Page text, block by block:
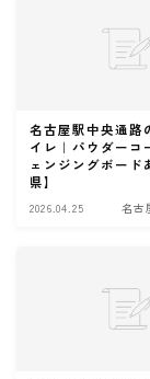
名古屋駅中央通路
イレ｜パウダーコ
ェンジングボード
県】
2026.04.25 名古